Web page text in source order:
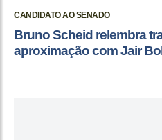
CANDIDATO AO SENADO
Bruno Scheid relembra
aproximação com Jair